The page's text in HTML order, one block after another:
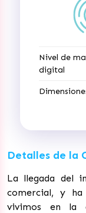
Nivel de
digital
Detalles de la
La llegada del
comercial, y
vivimos en la